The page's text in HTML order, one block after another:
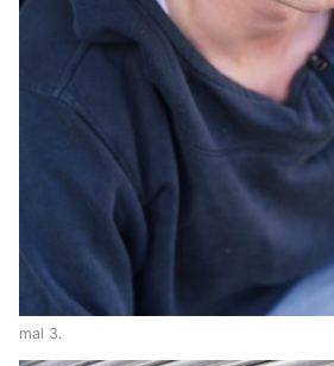
mal 3.